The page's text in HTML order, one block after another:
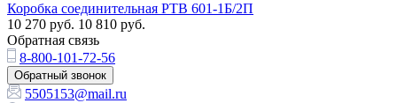
Коробка соединительная РТВ 601-1Б/2П
10 270 руб. 10 810 руб.
Обратная связь
8-800-101-72-56
Обратный звонок
5505153@mail.ru